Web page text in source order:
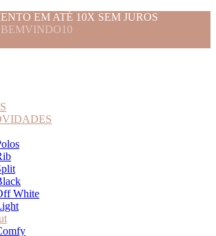
EM ATÉ 10X SEM JUROS
BEMVINDO10
White